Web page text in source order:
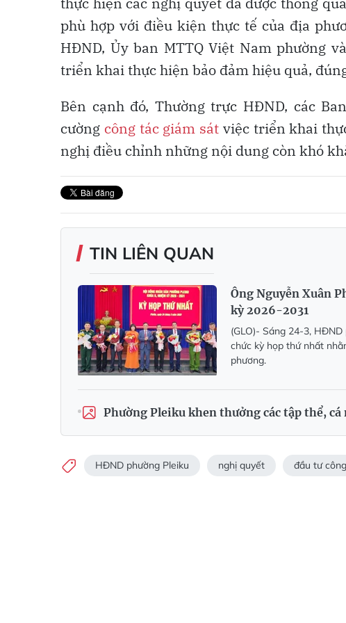
phù hợp với điều kiện thực tế của địa
HĐND, Ủy ban MTTQ Việt Nam phường
triển khai thực hiện bảo đảm hiệu quả,
Bên cạnh đó, Thường trực HĐND, các
cường công tác giám sát việc triển khai
nghị điều chỉnh những nội dung còn khó
TIN LIÊN QUAN
Ông Nguyễn Xuân
kỳ 2026-2031
(GLO)- Sáng 24-3,
chức kỳ họp thứ nhất
phương.
Phường Pleiku khen thưởng các tập thể,
HĐND phường Pleiku nghị quyết đầu tư công